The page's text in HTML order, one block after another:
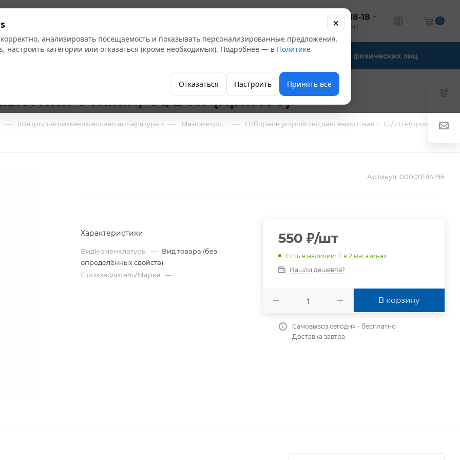
+7 (347) 246-18-18
оптовый отдел
0
Бренды Компания Офис-склады Для физических лиц
с нак.г., G1/2 НР(прямое)
— Контрольно-измерительная аппаратура — Манометры — Отборное устройство давления с нак.г., G1/2 НР(прямое)
Артикул: 00000184196
Характеристики
ВидНоменклатуры — Вид товара (без
определённых свойств)
Производитель/Марка —
550 ₽/шт
Есть в наличии: 11 в 2 магазинах
Нашли дешевле?
В корзину
Самовывоз сегодня - бесплатно
Доставка завтра
анализировать посещаемость и показывать персонализированные предложения.
настроить категории или отказаться (кроме необходимых). Подробнее — в Политике
Отказаться Настроить Принять все
×